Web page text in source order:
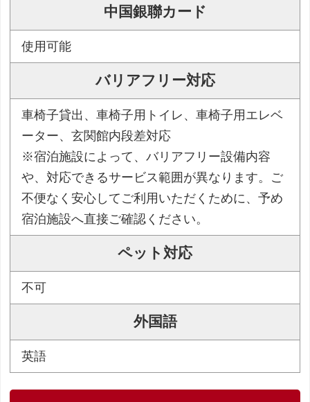
中国銀聯カード
使用可能
バリアフリー対応
車椅子貸出、車椅子用トイレ、車椅子用エレベ
ーター、玄関館内段差対応
※宿泊施設によって、バリアフリー設備内容
や、対応できるサービス範囲が異なります。ご
不便なく安心してご利用いただくために、予め
宿泊施設へ直接ご確認ください。
ペット対応
不可
外国語
英語